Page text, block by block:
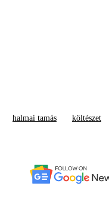
halmai tamás költészet